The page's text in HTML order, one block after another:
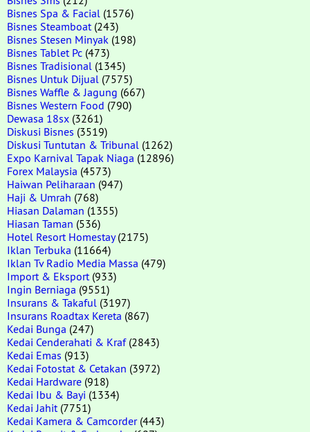
Bisnes Spa & Facial (1576)
Bisnes Steamboat (243)
Bisnes Stesen Minyak (198)
Bisnes Tablet Pc (473)
Bisnes Tradisional (1345)
Bisnes Untuk Dijual (7575)
Bisnes Waffle & Jagung (667)
Bisnes Western Food (790)
Dewasa 18sx (3261)
Diskusi Bisnes (3519)
Diskusi Tuntutan & Tribunal (1262)
Expo Karnival Tapak Niaga (12896)
Forex Malaysia (4573)
Haiwan Peliharaan (947)
Haji & Umrah (768)
Hiasan Dalaman (1355)
Hiasan Taman (536)
Hotel Resort Homestay(2175)
Iklan Terbuka (11664)
Iklan Tv Radio Media Massa (479)
Import & Eksport (933)
Ingin Berniaga (9551)
Insurans & Takaful (3197)
Insurans Roadtax Kereta (867)
Kedai Bunga (247)
Kedai Cenderahati & Kraf(2843)
Kedai Emas (913)
Kedai Fotostat & Cetakan (3972)
Kedai Hardware (918)
Kedai Ibu & Bayi (1334)
Kedai Jahit (7751)
Kedai Kamera & Camcorder(443)